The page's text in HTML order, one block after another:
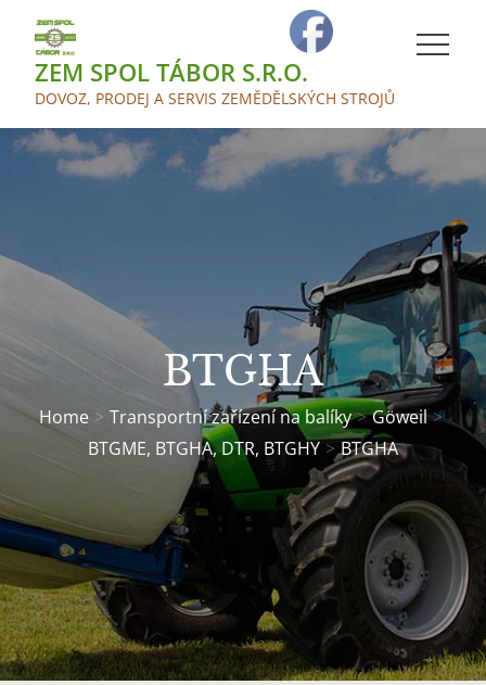
contentZEM SPOL TÁBOR S.R.O.
DOVOZ, PRODEJ A SERVIS ZEMĚDĚLSKÝCH STROJŮ
BTGHA
Home Transportní zařízení na balíky
Göweil
BTGME, BTGHA, DTR, BTGHY
BTGHA